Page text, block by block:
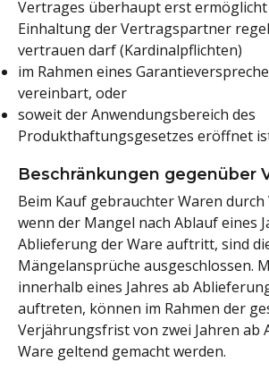
Vertrages überhaupt erst
Einhaltung der Vertragspartner
vertrauen darf (Kardinalpflichten)
im Rahmen eines
vereinbart, oder
soweit der Anwendungsbereich des
Produkthaftungsgesetzes eröffnet
Beschränkungen gegenüber
Beim Kauf gebrauchter Waren
wenn der Mangel nach Ablauf eines
Ablieferung der Ware auftritt, sind
Mängelansprüche ausgeschlossen.
innerhalb eines Jahres ab
auftreten, können im Rahmen der
Verjährungsfrist von zwei Jahren ab
Ware geltend gemacht werden.